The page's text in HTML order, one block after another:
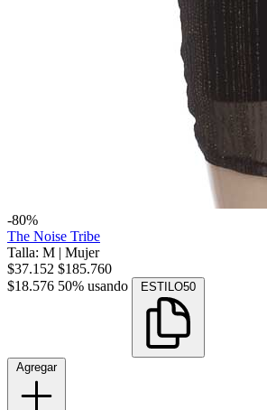
-80%
The Noise Tribe
Talla: M | Mujer
$37.152 $185.760
$18.576 50% usando ESTILO50
Agregar